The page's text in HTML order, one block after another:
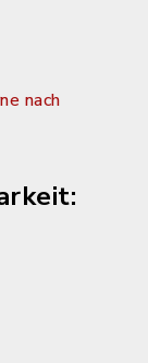
nach